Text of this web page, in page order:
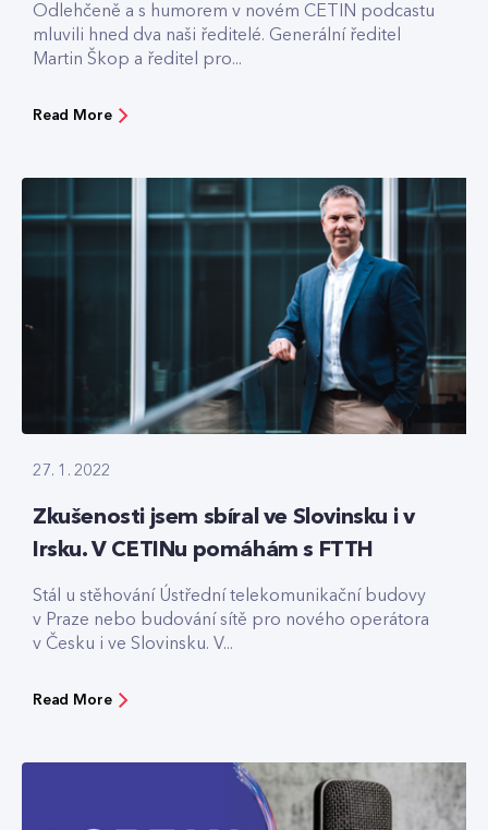
Odlehčeně a s humorem v novém CETIN podcastu
mluvili hned dva naši ředitelé. Generální ředitel
Martin Škop a ředitel pro...
Read More
27. 1. 2022
Zkušenosti jsem sbíral ve Slovinsku i v
Irsku. V CETINu pomáhám s FTTH
Stál u stěhování Ústřední telekomunikační budovy
v Praze nebo budování sítě pro nového operátora
v Česku i ve Slovinsku. V...
Read More